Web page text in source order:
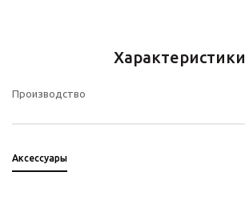
Характеристики
Производство
Аксессуары